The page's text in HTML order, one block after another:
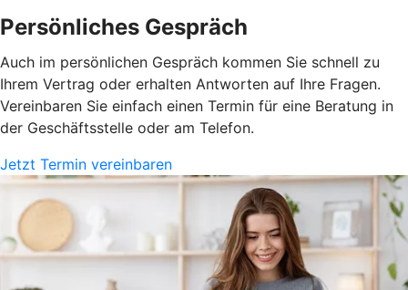
Persönliches Gespräch
Auch im persönlichen Gespräch kommen Sie schnell zu
Ihrem Vertrag oder erhalten Antworten auf Ihre Fragen.
Vereinbaren Sie einfach einen Termin für eine Beratung in
der Geschäftsstelle oder am Telefon.
Jetzt Termin vereinbaren